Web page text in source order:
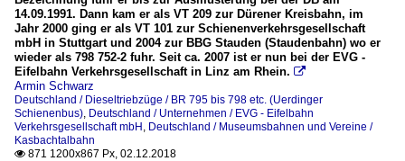
14.09.1991. Dann kam er als VT 209 zur Dürener Kreisbahn, im
Jahr 2000 ging er als VT 101 zur Schienenverkehrsgesellschaft
mbH in Stuttgart und 2004 zur BBG Stauden (Staudenbahn) wo er
wieder als 798 752-2 fuhr. Seit ca. 2007 ist er nun bei der EVG -
Eifelbahn Verkehrsgesellschaft in Linz am Rhein. 
Armin Schwarz
Deutschland / Dieseltriebzüge / BR 795 bis 798 etc. (Uerdinger
Schienenbus) Deutschland / Unternehmen / EVG - Eifelbahn
Verkehrsgesellschaft mbH Deutschland / Museumsbahnen und Vereine /
Kasbachtalbahn
 871 1200x867 Px, 02.12.2018